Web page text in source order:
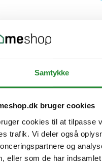
Samtykke
bruger cookies
cookies til at tilpasse
trafik. Vi deler også
og
eller som de har-